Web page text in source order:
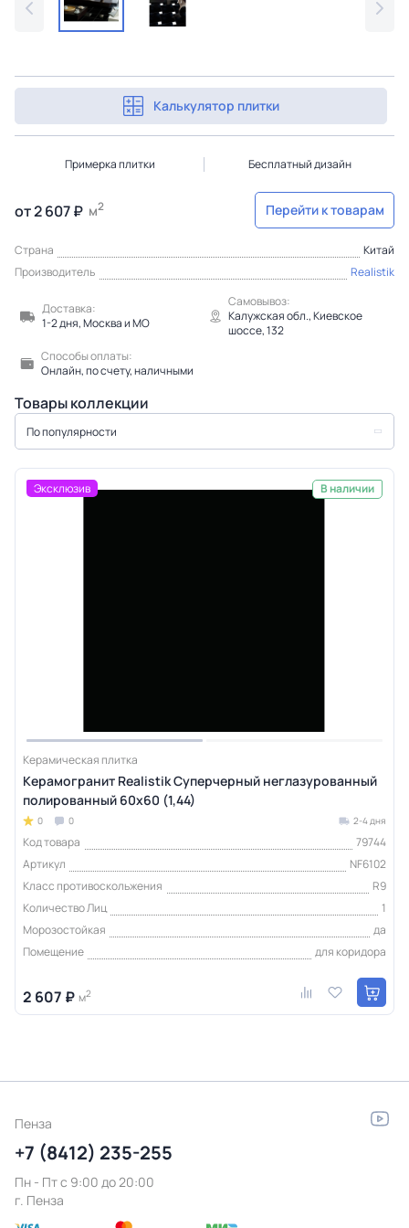
Калькулятор плитки
Примерка плитки Бесплатный дизайн
от 2 607 ₽ м2 Перейти к товарам
Страна
Китай
Производитель
Realistik
Доставка:
1-2 дня, Москва и МО
Самовывоз:
Калужская обл., Киевское
шоссе, 132
Способы оплаты:
Онлайн, по счету, наличными
Товары коллекции
По популярности
Эксклюзив В наличии
Керамическая плитка
Керамогранит Realistik Суперчерный неглазурованный
полированный 60х60 (1,44)
0 0 2-4 дня
Код товара
79744
Артикул
NF6102
Класс противоскольжения
R9
Количество Лиц
1
Морозостойкая
да
Помещение
для коридора
2 607 ₽ м2
Пенза
+7 (8412) 235-255
Пн - Пт c 9:00 до 20:00
г. Пенза